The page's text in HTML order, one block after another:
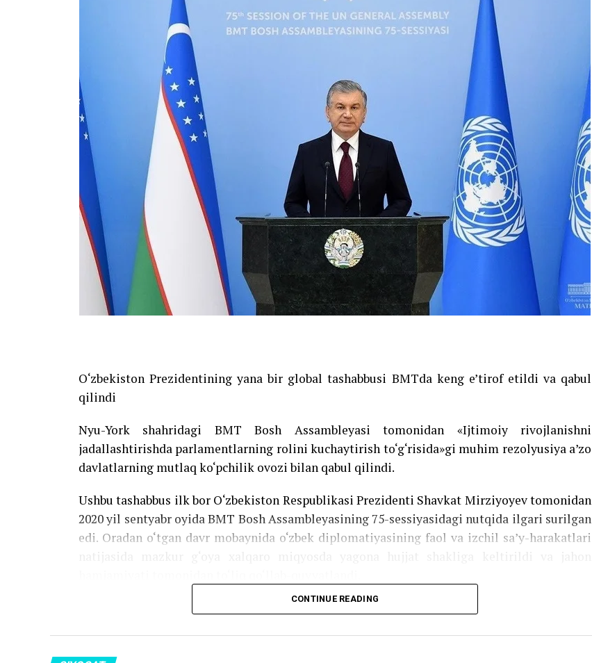
O‘zbekiston Prezidentining yana bir global tashabbusi BMTda keng e’tirof etildi va qabul
qilindi
Nyu-York shahridagi BMT Bosh Assambleyasi tomonidan «Ijtimoiy rivojlanishni
jadallashtirishda parlamentlarning rolini kuchaytirish to‘g‘risida»gi muhim rezolyusiya a’zo
davlatlarning mutlaq ko‘pchilik ovozi bilan qabul qilindi.
Ushbu tashabbus ilk bor O‘zbekiston Respublikasi Prezidenti Shavkat Mirziyoyev tomonidan
2020 yil sentyabr oyida BMT Bosh Assambleyasining 75-sessiyasidagi nutqida ilgari surilgan
edi. Oradan o‘tgan davr mobaynida o‘zbek diplomatiyasining faol va izchil sa’y-harakatlari
O‘zbekiston tajribasi. Hujjatda Toshkent shahrida Parlamentlararo Ittifoqning 150-
Assambleyasi muvaffaqiyatli o‘tkazilgani va unda qabul qilingan Toshkent deklaratsiyasi
CONTINUE READING